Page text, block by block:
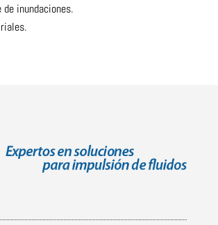
inundaciones.